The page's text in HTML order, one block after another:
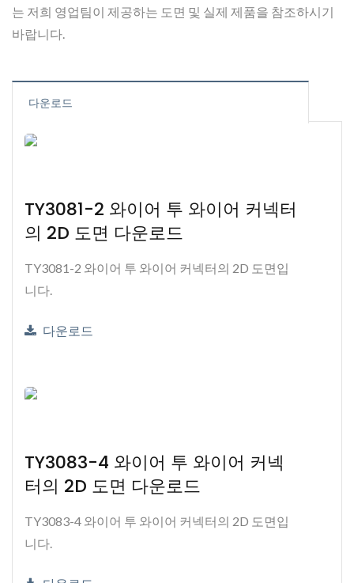
는 저희 영업팀이 제공하는 도면 및 실제 제품을 참조하시기
바랍니다.
다운로드
TY3081-2 와이어 투 와이어 커넥터
의 2D 도면 다운로드
TY3081-2 와이어 투 와이어 커넥터의 2D 도면입
니다.
다운로드
TY3083-4 와이어 투 와이어 커넥
터의 2D 도면 다운로드
TY3083-4 와이어 투 와이어 커넥터의 2D 도면입
니다.